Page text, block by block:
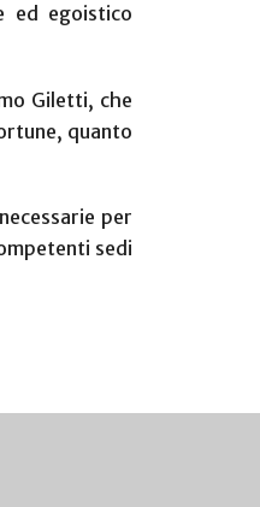
ed egoistico
Giletti, che
quanto
per
sedi